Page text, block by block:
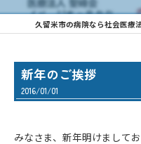
新年のご挨拶
2016/01/01
みなさま、新年明けまして